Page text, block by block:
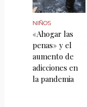
NIÑOS
«Ahogar las
penas» y el
aumento de
adicciones en
la pandemia